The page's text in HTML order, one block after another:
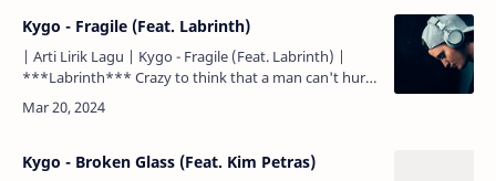
Kygo - Fragile (Feat. Labrinth)
| Arti Lirik Lagu | Kygo - Fragile (Feat. Labrinth) |
***Labrinth*** Crazy to think that a man can't hurt.
Gila untuk berpikir bahwa seorang lelaki tidak bisa t…
Kygo - Broken Glass (Feat. Kim Petras)